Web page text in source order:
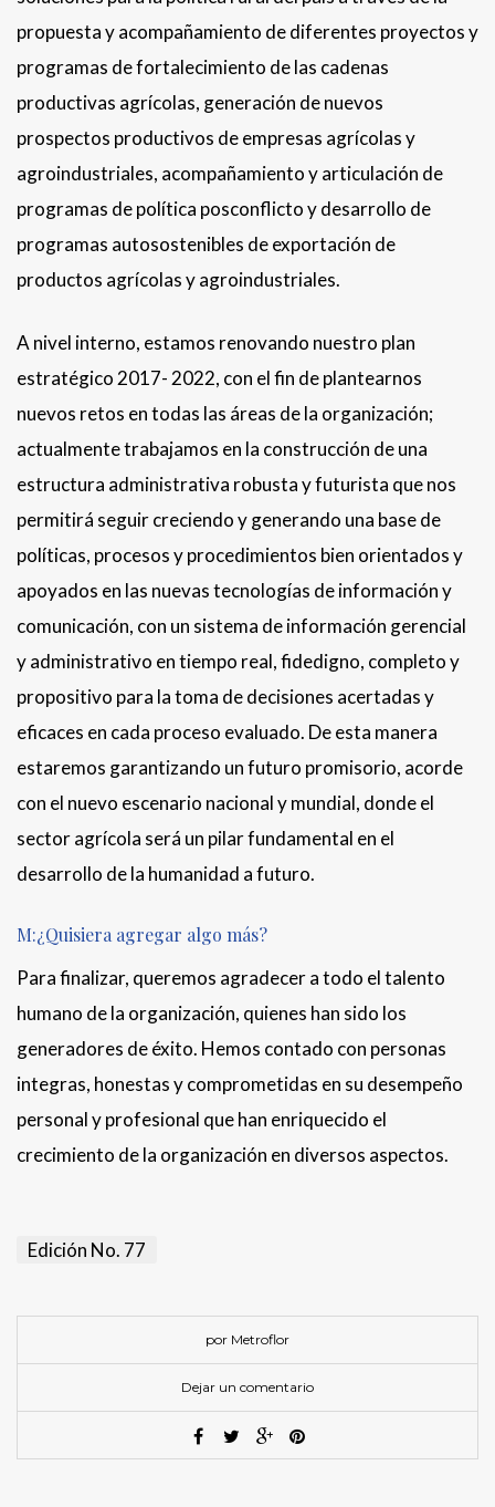
propuesta y acompañamiento de diferentes proyectos y
programas de fortalecimiento de las cadenas
productivas agrícolas, generación de nuevos
prospectos productivos de empresas agrícolas y
agroindustriales, acompañamiento y articulación de
programas de política posconflicto y desarrollo de
programas autosostenibles de exportación de
productos agrícolas y agroindustriales.
A nivel interno, estamos renovando nuestro plan
estratégico 2017- 2022, con el fin de plantearnos
nuevos retos en todas las áreas de la organización;
actualmente trabajamos en la construcción de una
estructura administrativa robusta y futurista que nos
permitirá seguir creciendo y generando una base de
políticas, procesos y procedimientos bien orientados y
apoyados en las nuevas tecnologías de información y
comunicación, con un sistema de información gerencial
y administrativo en tiempo real, fidedigno, completo y
propositivo para la toma de decisiones acertadas y
eficaces en cada proceso evaluado. De esta manera
estaremos garantizando un futuro promisorio, acorde
con el nuevo escenario nacional y mundial, donde el
sector agrícola será un pilar fundamental en el
desarrollo de la humanidad a futuro.
M:¿Quisiera agregar algo más?
Para finalizar, queremos agradecer a todo el talento
humano de la organización, quienes han sido los
generadores de éxito. Hemos contado con personas
integras, honestas y comprometidas en su desempeño
personal y profesional que han enriquecido el
crecimiento de la organización en diversos aspectos.
Edición No. 77
por Metroflor
Dejar un comentario